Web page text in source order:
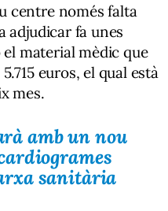
centre només falta
adjudicar fa unes
material mèdic que
euros, el qual està
mes.
amb un nou
sanitària